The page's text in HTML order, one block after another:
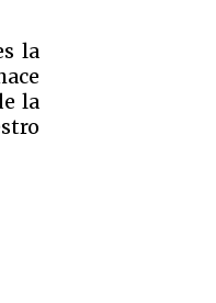
la
la